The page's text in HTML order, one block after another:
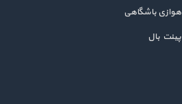
هوازی باشگاهی
پینت بال